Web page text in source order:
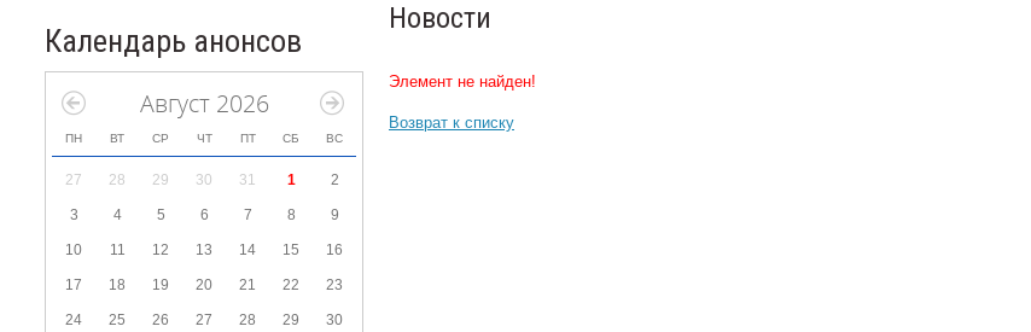
Календарь анонсов
Август 2026
ПН ВТ СР ЧТ ПТ СБ ВС
27 28 29 30 31 1 2
3 4 5 6 7 8 9
10 11 12 13 14 15 16
17 18 19 20 21 22 23
24 25 26 27 28 29 30
Новости
Элемент не найден!
Возврат к списку